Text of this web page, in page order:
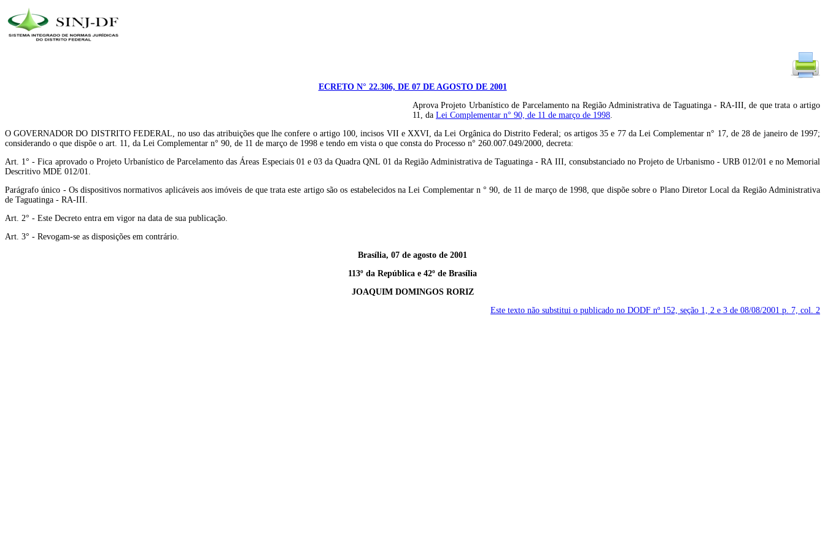
ECRETO N° 22.306, DE 07 DE AGOSTO DE 2001
Aprova Projeto Urbanístico de Parcelamento na Região Administrativa de Taguatinga - RA-III, de que trata o artigo
11, da Lei Complementar n° 90, de 11 de março de 1998.
O GOVERNADOR DO DISTRITO FEDERAL, no uso das atribuições que lhe confere o artigo 100, incisos VII e XXVI, da Lei Orgânica do Distrito Federal; os artigos 35 e 77 da Lei Complementar n° 17, de 28 de janeiro de 1997;
considerando o que dispõe o art. 11, da Lei Complementar n° 90, de 11 de março de 1998 e tendo em vista o que consta do Processo n° 260.007.049/2000, decreta:
Art. 1° - Fica aprovado o Projeto Urbanístico de Parcelamento das Áreas Especiais 01 e 03 da Quadra QNL 01 da Região Administrativa de Taguatinga - RA III, consubstanciado no Projeto de Urbanismo - URB 012/01 e no Memorial
Descritivo MDE 012/01.
Parágrafo único - Os dispositivos normativos aplicáveis aos imóveis de que trata este artigo são os estabelecidos na Lei Complementar n ° 90, de 11 de março de 1998, que dispõe sobre o Plano Diretor Local da Região Administrativa
de Taguatinga - RA-III.
Art. 2° - Este Decreto entra em vigor na data de sua publicação.
Art. 3° - Revogam-se as disposições em contrário.
Brasília, 07 de agosto de 2001
113º da República e 42º de Brasília
JOAQUIM DOMINGOS RORIZ
Este texto não substitui o publicado no DODF nº 152, seção 1, 2 e 3 de 08/08/2001 p. 7, col. 2